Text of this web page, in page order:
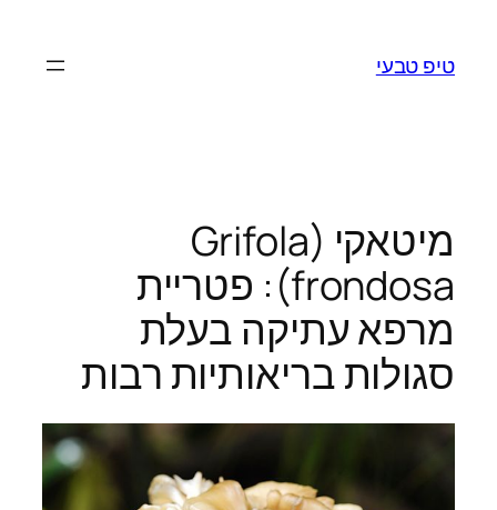
טיפ טבעי
מיטאקי (Grifola
frondosa): פטריית
מרפא עתיקה בעלת
סגולות בריאותיות רבות